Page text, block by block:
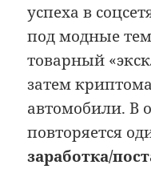
успеха в
под модные
товарный
затем
автомобили. В
повторяется
заработка/